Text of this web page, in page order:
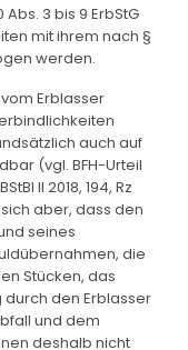
3 bis 9 ErbStG
mit ihrem nach §
werden.
vom Erblasser
auch auf
(vgl. BFH-Urteil
II 2018, 194, Rz
aber, dass den
seines
die
Stücken, das
den Erblasser
und dem
deshalb nicht